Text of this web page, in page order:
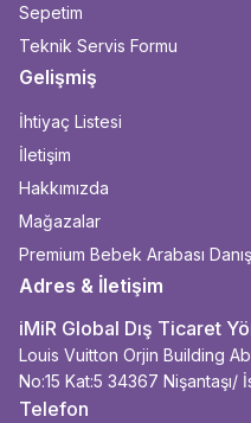
Sepetim
Teknik Servis Formu
Gelişmiş
İhtiyaç Listesi
İletişim
Hakkımızda
Mağazalar
Premium Bebek Arabası
Adres & İletişim
iMiR Global Dış Ticaret
Louis Vuitton Orjin Building
No:15 Kat:5 34367 Nişantaşı/
Telefon